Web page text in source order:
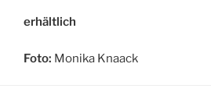
erhältlich
Foto: Monika Knaack